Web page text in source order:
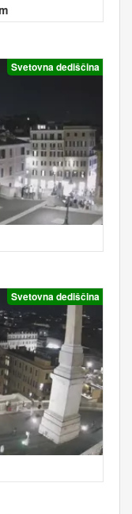
Svetovna dediščina
Svetovna dediščina